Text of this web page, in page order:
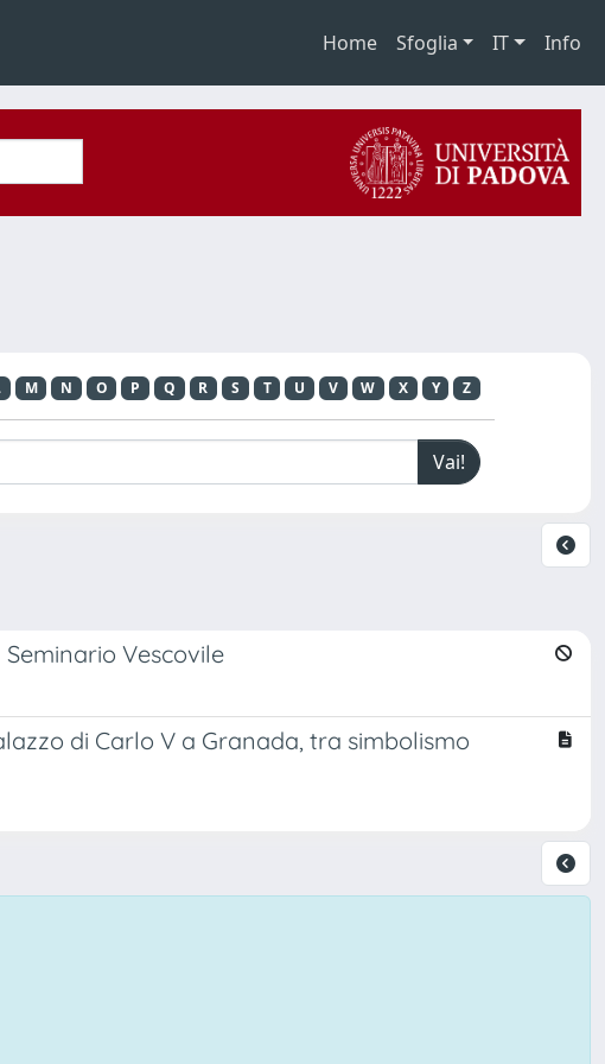
Home Sfoglia IT Info
M N O P Q R S T U V W X Y Z
Vescovile
di Carlo V a Granada, tra simbolismo